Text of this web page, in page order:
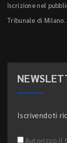
Iscrizione nel
Tribunale di Milano.
Iscrivendoti
Autorizzo il